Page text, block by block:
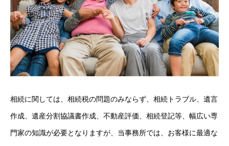
相続に関しては、相続税の問題のみならず、相続トラブル、遺言
作成、遺産分割協議書作成、不動産評価、相続登記等、幅広い専
門家の知識が必要となりますが、当事務所では、お客様に最適な